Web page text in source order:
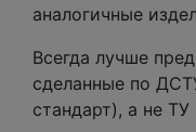
аналогичные
Всегда лучше
сделанные по
стандарт), а не